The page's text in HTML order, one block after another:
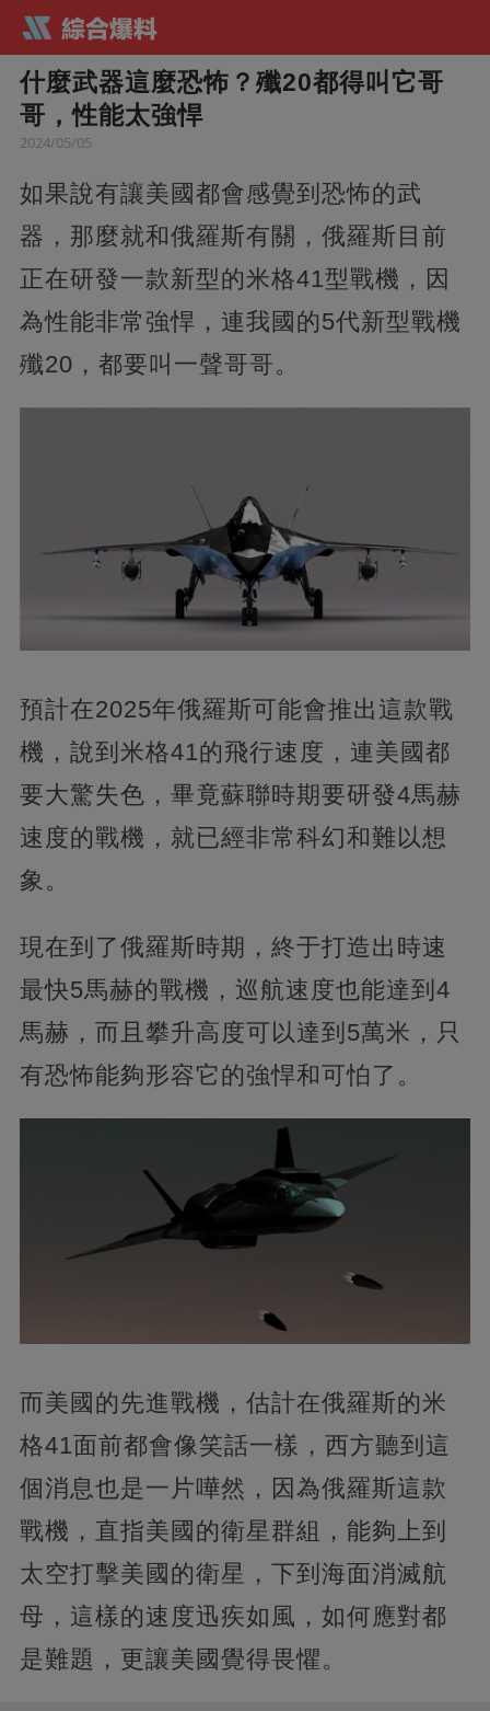
什麼武器這麼恐怖？殲20都得叫它哥
哥，性能太強悍
2024/05/05
如果說有讓美國都會感覺到恐怖的武
器，那麼就和俄羅斯有關，俄羅斯目前
正在研發一款新型的米格41型戰機，因
為性能非常強悍，連我國的5代新型戰機
殲20，都要叫一聲哥哥。
預計在2025年俄羅斯可能會推出這款戰
機，說到米格41的飛行速度，連美國都
要大驚失色，畢竟蘇聯時期要研發4馬赫
速度的戰機，就已經非常科幻和難以想
象。
現在到了俄羅斯時期，終于打造出時速
最快5馬赫的戰機，巡航速度也能達到4
馬赫，而且攀升高度可以達到5萬米，只
有恐怖能夠形容它的強悍和可怕了。
而美國的先進戰機，估計在俄羅斯的米
格41面前都會像笑話一樣，西方聽到這
個消息也是一片嘩然，因為俄羅斯這款
戰機，直指美國的衛星群組，能夠上到
太空打擊美國的衛星，下到海面消滅航
母，這樣的速度迅疾如風，如何應對都
是難題，更讓美國覺得畏懼。